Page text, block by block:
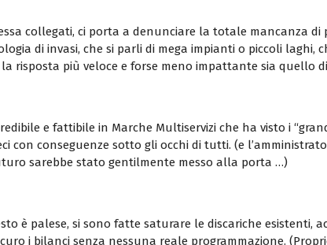
collegati, ci porta a denunciare la totale mancanza di
di invasi, che si parli di mega impianti o piccoli laghi,
risposta più veloce e forse meno impattante sia quello
e fattibile in Marche Multiservizi che ha visto i
con conseguenze sotto gli occhi di tutti. (e
sarebbe stato gentilmente messo alla porta …)
è palese, si sono fatte saturare le discariche esistenti,
i bilanci senza nessuna reale programmazione.